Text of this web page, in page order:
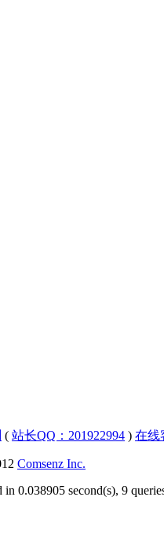
( 站长QQ：201922994 ) 在线
Comsenz Inc.
in 0.038905 second(s), 9